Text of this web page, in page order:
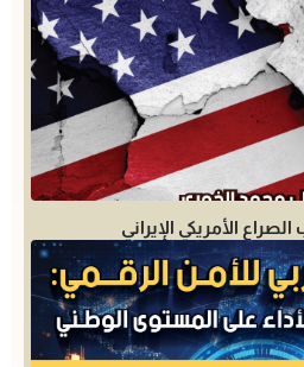
الأمريكي الإيراني